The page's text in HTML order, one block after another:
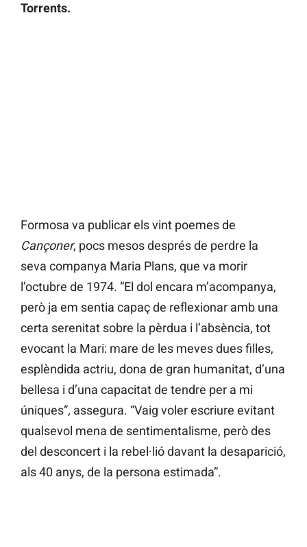
Torrents.
Formosa va publicar els vint poemes de
Cançoner, pocs mesos després de perdre la
seva companya Maria Plans, que va morir
l’octubre de 1974. “El dol encara m’acompanya,
però ja em sentia capaç de reflexionar amb una
certa serenitat sobre la pèrdua i l’absència, tot
evocant la Mari: mare de les meves dues filles,
esplèndida actriu, dona de gran humanitat, d’una
bellesa i d’una capacitat de tendre per a mi
úniques”, assegura. “Vaig voler escriure evitant
qualsevol mena de sentimentalisme, però des
del desconcert i la rebel·lió davant la desaparició,
als 40 anys, de la persona estimada”.